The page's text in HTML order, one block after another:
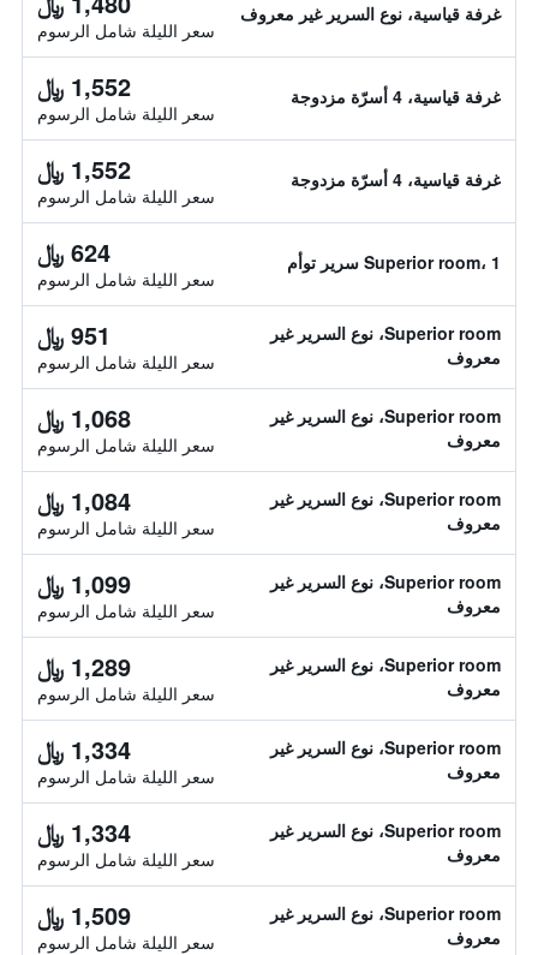
غرفة قياسية، نوع السرير غير معروف
سعر الليلة شامل الرسوم
غرفة قياسية، 4 أسرّة مزدوجة 1,552 ﷼
سعر الليلة شامل الرسوم
غرفة قياسية، 4 أسرّة مزدوجة 1,552 ﷼
سعر الليلة شامل الرسوم
Superior room، 1 سرير توأم 624 ﷼
سعر الليلة شامل الرسوم
Superior room، نوع السرير غير
معروف
951 ﷼
سعر الليلة شامل الرسوم
Superior room، نوع السرير غير
معروف
1,068 ﷼
سعر الليلة شامل الرسوم
Superior room، نوع السرير غير
معروف
1,084 ﷼
سعر الليلة شامل الرسوم
Superior room، نوع السرير غير
معروف
1,099 ﷼
سعر الليلة شامل الرسوم
Superior room، نوع السرير غير
معروف
1,289 ﷼
سعر الليلة شامل الرسوم
Superior room، نوع السرير غير
معروف
1,334 ﷼
سعر الليلة شامل الرسوم
Superior room، نوع السرير غير
معروف
1,334 ﷼
سعر الليلة شامل الرسوم
Superior room، نوع السرير غير
معروف
1,509 ﷼
سعر الليلة شامل الرسوم